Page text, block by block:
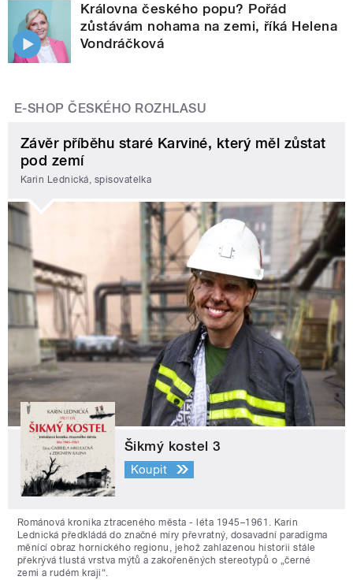
Královna českého popu? Pořád
zůstávám nohama na zemi, říká Helena
Vondráčková
E-SHOP ČESKÉHO ROZHLASU
Závěr příběhu staré Karviné, který měl zůstat
pod zemí
Karin Lednická, spisovatelka
Šikmý kostel 3
Koupit
Románová kronika ztraceného města - léta 1945–1961. Karin
Lednická předkládá do značné míry převratný, dosavadní paradigma
měnící obraz hornického regionu, jehož zahlazenou historii stále
překrývá tlustá vrstva mýtů a zakořeněných stereotypů o „černé
zemi a rudém kraji“.